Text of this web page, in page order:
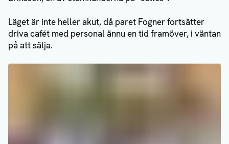
Läget är inte heller akut, då paret Fogner fortsätter
driva cafét med personal ännu en tid framöver, i väntan
på att sälja.